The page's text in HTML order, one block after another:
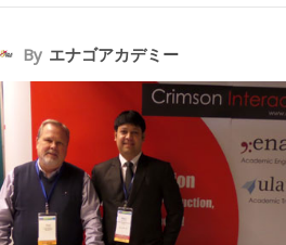
By エナゴアカデミー